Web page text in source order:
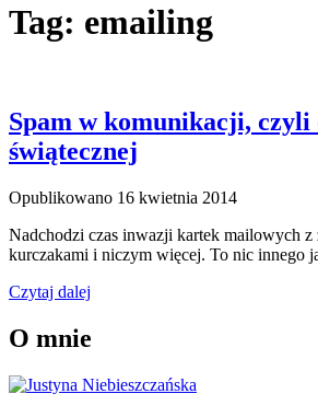
Tag: emailing
Spam w komunikacji, czyli
świątecznej
Opublikowano 16 kwietnia 2014
Nadchodzi czas inwazji kartek mailowych z
kurczakami i niczym więcej. To nic innego
Czytaj dalej
O mnie